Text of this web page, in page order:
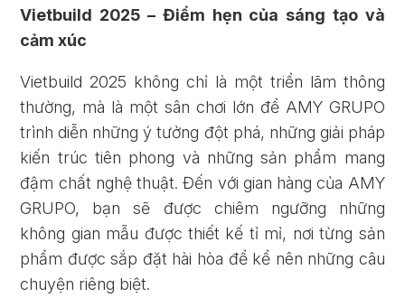
Vietbuild 2025 – Điểm hẹn của sáng tạo và
cảm xúc
Vietbuild 2025 không chỉ là một triển lãm thông
thường, mà là một sân chơi lớn để AMY GRUPO
trình diễn những ý tưởng đột phá, những giải pháp
kiến trúc tiên phong và những sản phẩm mang
đậm chất nghệ thuật. Đến với gian hàng của AMY
GRUPO, bạn sẽ được chiêm ngưỡng những
không gian mẫu được thiết kế tỉ mỉ, nơi từng sản
phẩm được sắp đặt hài hòa để kể nên những câu
chuyện riêng biệt.